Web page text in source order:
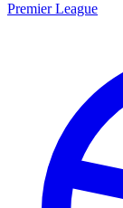
Premier League